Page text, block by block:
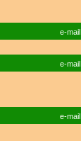
e-mail
e-mail
e-mail